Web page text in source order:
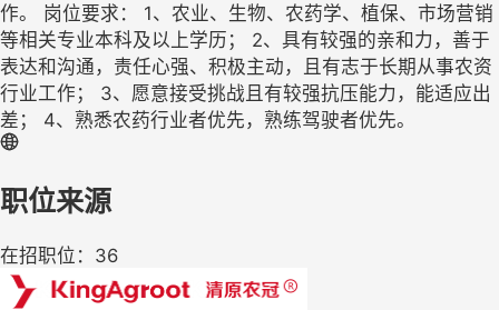
作。 岗位要求： 1、农业、生物、农药学、植保、市场营销
等相关专业本科及以上学历； 2、具有较强的亲和力，善于
表达和沟通，责任心强、积极主动，且有志于长期从事农资
行业工作； 3、愿意接受挑战且有较强抗压能力，能适应出
差； 4、熟悉农药行业者优先，熟练驾驶者优先。
职位来源
在招职位：36